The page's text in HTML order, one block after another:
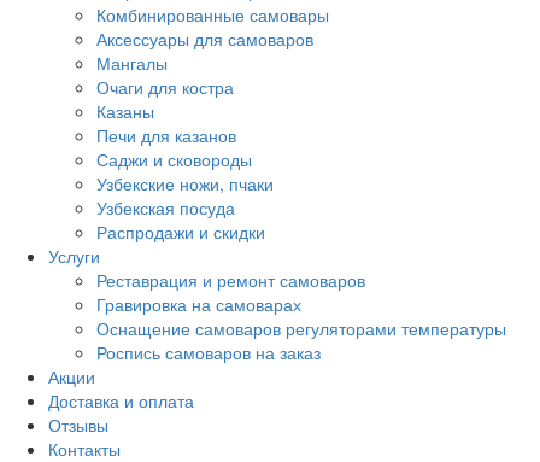
Комбинированные самовары
Аксессуары для самоваров
Мангалы
Очаги для костра
Казаны
Печи для казанов
Саджи и сковороды
Узбекские ножи, пчаки
Узбекская посуда
Распродажи и скидки
Услуги
Реставрация и ремонт самоваров
Гравировка на самоварах
Оснащение самоваров регуляторами температуры
Роспись самоваров на заказ
Акции
Доставка и оплата
Отзывы
Контакты